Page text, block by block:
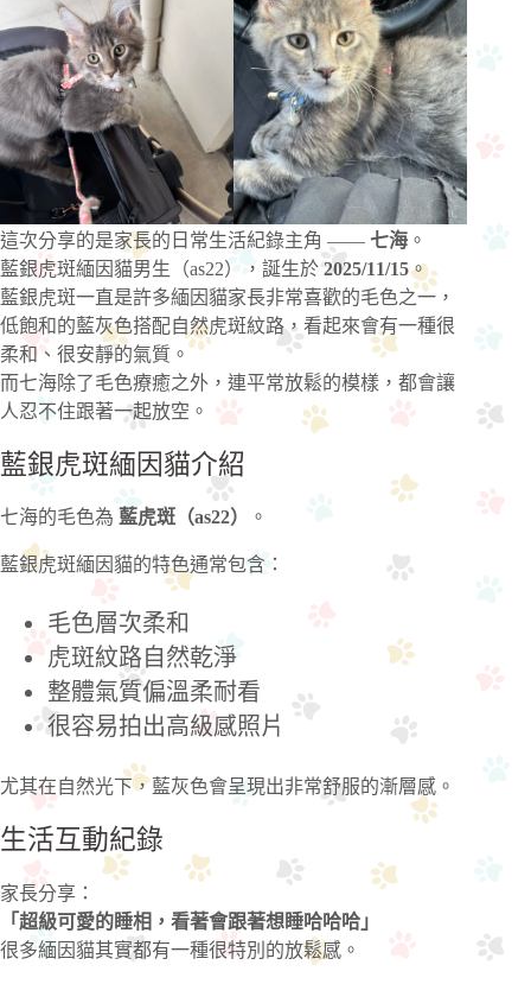
這次分享的是家長的日常生活紀錄主角 —— 七海 。
藍銀虎斑緬因貓男生（as22），誕生於 2025/11/15。
藍銀虎斑一直是許多緬因貓家長非常喜歡的毛色之一，
低飽和的藍灰色搭配自然虎斑紋路，看起來會有一種很
柔和、很安靜的氣質。
而七海除了毛色療癒之外，連平常放鬆的模樣，都會讓
人忍不住跟著一起放空。
藍銀虎斑緬因貓介紹
七海的毛色為 藍虎斑（as22） 。
藍銀虎斑緬因貓的特色通常包含：
毛色層次柔和
虎斑紋路自然乾淨
整體氣質偏溫柔耐看
很容易拍出高級感照片
尤其在自然光下，藍灰色會呈現出非常舒服的漸層感。
生活互動紀錄
家長分享：
「超級可愛的睡相，看著會跟著想睡哈哈哈」
很多緬因貓其實都有一種很特別的放鬆感。